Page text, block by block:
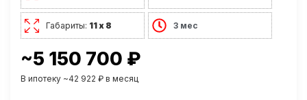
Габариты: 11 х 8 3 мес
~5 150 700 ₽
В ипотеку ~42 922 ₽ в месяц